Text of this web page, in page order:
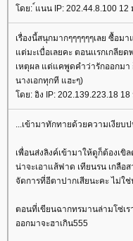
ดย: ์แนน IP: 202.44.8.100 12
เรื่องนี้สนุกมากๆๆๆๆๆๆเลย ซื้อ
ต่มะเบื่อเลยคะ ตอนเเรกเกลียด
เหตุผล แต่แคพูดคำว่ารักออกมา
นางเอกทุกที แฮะๆ)
ดย: อิง IP: 202.139.223.18
...เข้ามาทักทายด้วยความเงียบป
เพื่อนส่งลิงค์เข้ามาให้ดูก็ต้องเ
น่าจะเอาแส้ฟาด เทียนรน เกลือ
จัดการที่อีตาปากเสียนะคะ ไม่ใช่
ตอนที่เขียนฉากทรมานล่ามโซ่เ
ออกมาจะฮาเกิน555